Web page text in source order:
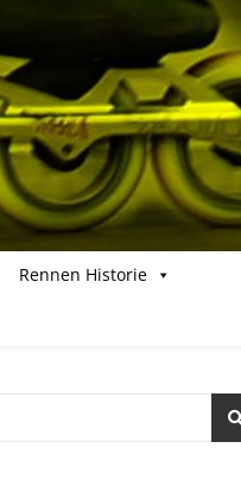
Rennen Historie